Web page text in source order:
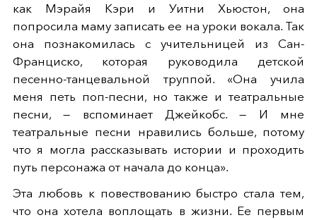
как Мэрайя Кэри и Уитни Хьюстон, она
попросила маму записать ее на уроки вокала. Так
она познакомилась с учительницей из Сан-
Франциско, которая руководила детской
песенно-танцевальной труппой. «Она учила
меня петь поп-песни, но также и театральные
песни, — вспоминает Джейкобс. — И мне
театральные песни нравились больше, потому
что я могла рассказывать истории и проходить
путь персонажа от начала до конца».
Эта любовь к повествованию быстро стала тем,
что она хотела воплощать в жизни. Ее первым